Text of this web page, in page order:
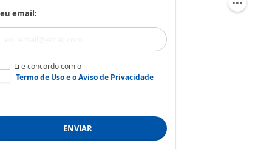
email:
Li e concordo com o
Termo de Usoe oAviso de Privacidade
ENVIAR